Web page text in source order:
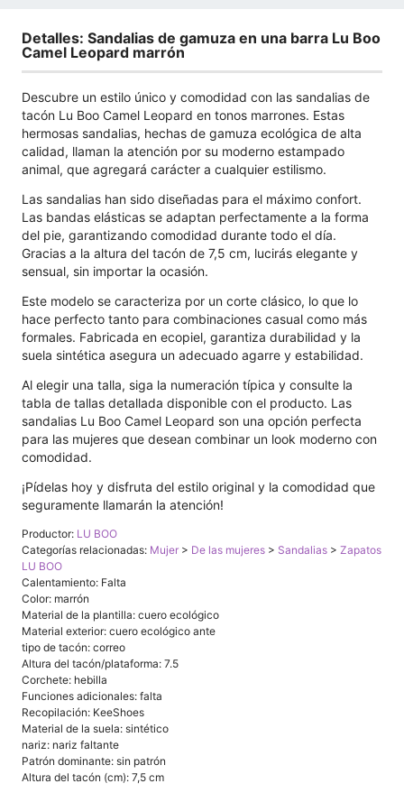
Detalles: Sandalias de gamuza en una barra Lu Boo
Camel Leopard marrón
Descubre un estilo único y comodidad con las sandalias de
tacón Lu Boo Camel Leopard en tonos marrones. Estas
hermosas sandalias, hechas de gamuza ecológica de alta
calidad, llaman la atención por su moderno estampado
animal, que agregará carácter a cualquier estilismo.
Las sandalias han sido diseñadas para el máximo confort.
Las bandas elásticas se adaptan perfectamente a la forma
del pie, garantizando comodidad durante todo el día.
Gracias a la altura del tacón de 7,5 cm, lucirás elegante y
sensual, sin importar la ocasión.
Este modelo se caracteriza por un corte clásico, lo que lo
hace perfecto tanto para combinaciones casual como más
formales. Fabricada en ecopiel, garantiza durabilidad y la
suela sintética asegura un adecuado agarre y estabilidad.
Al elegir una talla, siga la numeración típica y consulte la
tabla de tallas detallada disponible con el producto. Las
sandalias Lu Boo Camel Leopard son una opción perfecta
para las mujeres que desean combinar un look moderno con
comodidad.
¡Pídelas hoy y disfruta del estilo original y la comodidad que
seguramente llamarán la atención!
Productor: LU BOO
Categorías relacionadas: Mujer > De las mujeres > Sandalias > Zapatos
LU BOO
Calentamiento: Falta
Color: marrón
Material de la plantilla: cuero ecológico
Material exterior: cuero ecológico ante
tipo de tacón: correo
Altura del tacón/plataforma: 7.5
Corchete: hebilla
Funciones adicionales: falta
Recopilación: KeeShoes
Material de la suela: sintético
nariz: nariz faltante
Patrón dominante: sin patrón
Altura del tacón (cm): 7,5 cm